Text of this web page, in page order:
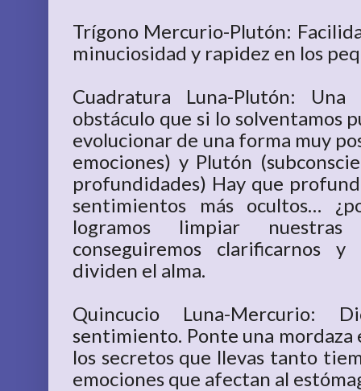
Trígono Mercurio-Plutón:
minuciosidad y rapidez en los
Cuadratura Luna-Plutón:
obstáculo que si lo solventamos
evolucionar de una forma muy
emociones) y Plutón
profundidades) Hay que
sentimientos más ocultos…
logramos limpiar
conseguiremos clarificarnos
dividen el alma.
Quincucio Luna-Mercurio:
sentimiento. Ponte una mordaza
los secretos que llevas tanto
emociones que afectan al